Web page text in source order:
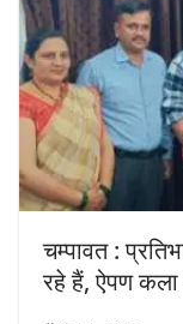
चम्पावत :
रहे हैं, ऐपण कला